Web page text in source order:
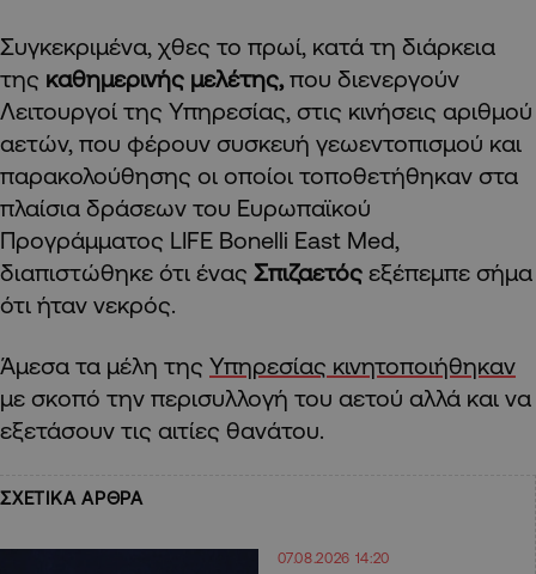
Συγκεκριμένα, χθες το πρωί, κατά τη διάρκεια
της καθημερινής μελέτης, που διενεργούν
Λειτουργοί της Υπηρεσίας, στις κινήσεις αριθμού
αετών, που φέρουν συσκευή γεωεντοπισμού και
παρακολούθησης οι οποίοι τοποθετήθηκαν στα
πλαίσια δράσεων του Ευρωπαϊκού
Προγράμματος LIFE Bonelli East Med,
διαπιστώθηκε ότι ένας Σπιζαετός εξέπεμπε σήμα
ότι ήταν νεκρός.
Άμεσα τα μέλη της Υπηρεσίας κινητοποιήθηκαν
με σκοπό την περισυλλογή του αετού αλλά και να
εξετάσουν τις αιτίες θανάτου.
ΣΧΕΤΙΚΑ ΑΡΘΡΑ
07.08.2026 14:20